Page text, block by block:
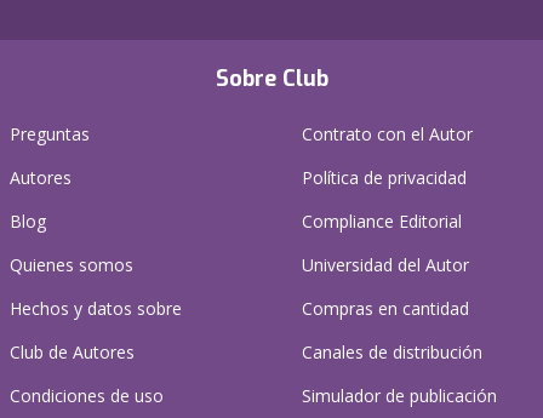
Sobre Club
Preguntas
Autores
Blog
Quienes somos
Hechos y datos sobre
Club de Autores
Condiciones de uso
Contrato con el Autor
Política de privacidad
Compliance Editorial
Universidad del Autor
Compras en cantidad
Canales de distribución
Simulador de publicación